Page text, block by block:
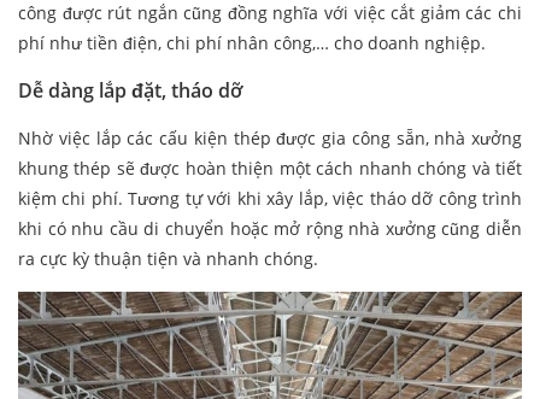
công được rút ngắn cũng đồng nghĩa với việc cắt giảm các chi
phí như tiền điện, chi phí nhân công,… cho doanh nghiệp.
Dễ dàng lắp đặt, tháo dỡ
Nhờ việc lắp các cấu kiện thép được gia công sẵn, nhà xưởng
khung thép sẽ được hoàn thiện một cách nhanh chóng và tiết
kiệm chi phí. Tương tự với khi xây lắp, việc tháo dỡ công trình
khi có nhu cầu di chuyển hoặc mở rộng nhà xưởng cũng diễn
ra cực kỳ thuận tiện và nhanh chóng.